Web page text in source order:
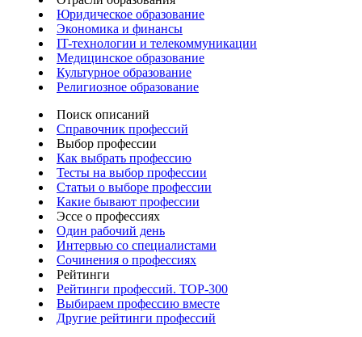
Юридическое образование
Экономика и финансы
IT-технологии и телекоммуникации
Медицинское образование
Культурное образование
Религиозное образование
Поиск описаний
Справочник профессий
Выбор профессии
Как выбрать профессию
Тесты на выбор профессии
Статьи о выборе профессии
Какие бывают профессии
Эссе о профессиях
Один рабочий день
Интервью со специалистами
Сочинения о профессиях
Рейтинги
Рейтинги профессий. TOP-300
Выбираем профессию вместе
Другие рейтинги профессий